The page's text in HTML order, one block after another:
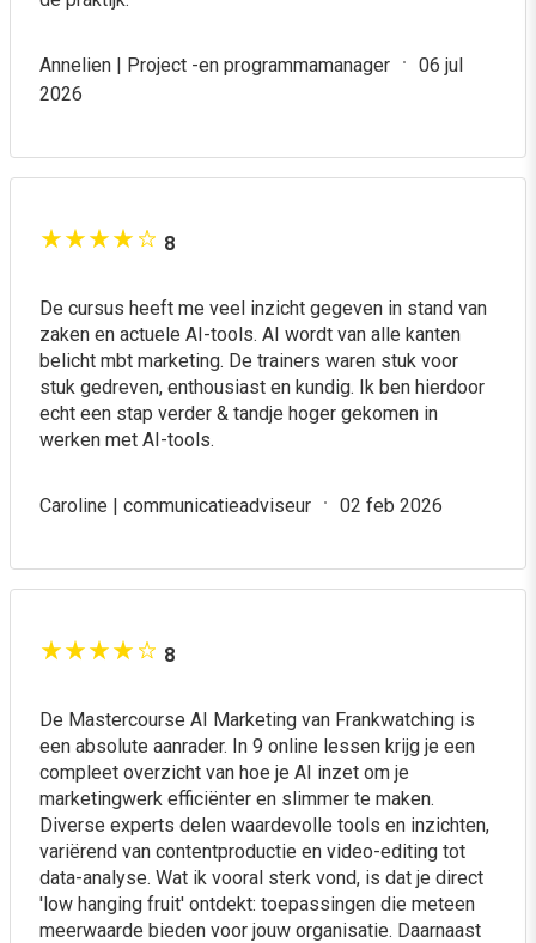
15% collega-korting
Schrijf je samen in met collega’s en ontvang 15% korting
per persoon! Liever dit programma exclusief met je hele
Annelien | Project -en programmamanager
06 jul
2026
8
De cursus heeft me veel inzicht gegeven in stand van
zaken en actuele AI-tools. AI wordt van alle kanten
belicht mbt marketing. De trainers waren stuk voor
stuk gedreven, enthousiast en kundig. Ik ben hierdoor
echt een stap verder & tandje hoger gekomen in
werken met AI-tools.
Caroline | communicatieadviseur 02 feb 2026
8
De Mastercourse AI Marketing van Frankwatching is
een absolute aanrader. In 9 online lessen krijg je een
compleet overzicht van hoe je AI inzet om je
marketingwerk efficiënter en slimmer te maken.
Diverse experts delen waardevolle tools en inzichten,
variërend van contentproductie en video-editing tot
data-analyse. Wat ik vooral sterk vond, is dat je direct
'low hanging fruit' ontdekt: toepassingen die meteen
meerwaarde bieden voor jouw organisatie. Daarnaast